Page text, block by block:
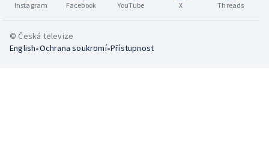
Instagram Facebook YouTube X Threads
© Česká televize
English•Ochrana soukromí•Přístupnost